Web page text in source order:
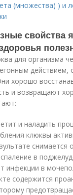
(множества) ) и
свойства
для организма
действием,
хорошо
и возвращают
и наладить
клюквы
снимается
в
инфекции в
содержится